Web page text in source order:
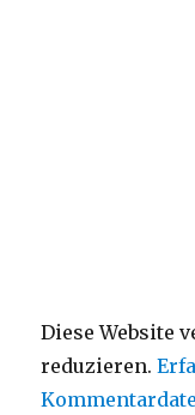
Diese Website
reduzieren.